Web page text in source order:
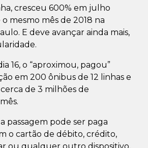
cresceu 600% em julho
mesmo mês de 2018 na
E deve avançar ainda mais,
16, o “aproximou, pagou”
em 200 ônibus de 12 linhas e
de 3 milhões de
passagem pode ser paga
o cartão de débito, crédito,